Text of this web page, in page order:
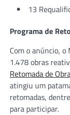
13
Programa de
Com o anúncio,
1.478 obras
Retomada de
atingiu um
retomadas,
para participar.